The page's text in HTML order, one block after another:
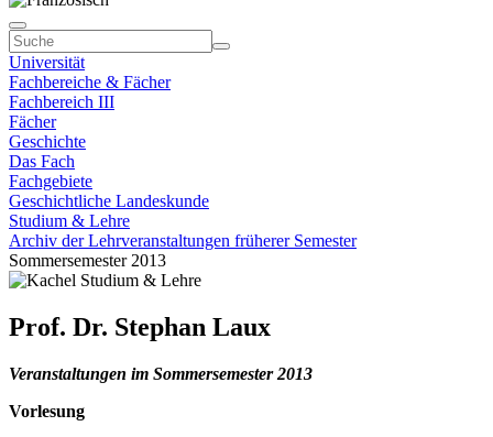
Universität
Fachbereiche & Fächer
Fachbereich III
Fächer
Geschichte
Das Fach
Fachgebiete
Geschichtliche Landeskunde
Studium & Lehre
Archiv der Lehrveranstaltungen früherer Semester
Sommersemester 2013
Prof. Dr. Stephan Laux
Veranstaltungen im Sommersemester 2013
Vorlesung